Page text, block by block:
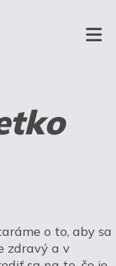
o to, aby sa
zdravý a v